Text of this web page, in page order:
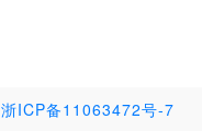
浙ICP备11063472号-7